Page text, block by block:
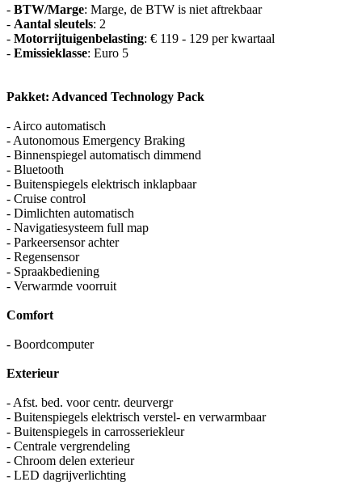
- BTW/Marge: Marge, de BTW is niet aftrekbaar
- Aantal sleutels: 2
- Motorrijtuigenbelasting: € 119 - 129 per kwartaal
- Emissieklasse: Euro 5
Pakket: Advanced Technology Pack
- Airco automatisch
- Autonomous Emergency Braking
- Binnenspiegel automatisch dimmend
- Bluetooth
- Buitenspiegels elektrisch inklapbaar
- Cruise control
- Dimlichten automatisch
- Navigatiesysteem full map
- Parkeersensor achter
- Regensensor
- Spraakbediening
- Verwarmde voorruit
Comfort
- Boordcomputer
Exterieur
- Afst. bed. voor centr. deurvergr
- Buitenspiegels elektrisch verstel- en verwarmbaar
- Buitenspiegels in carrosseriekleur
- Centrale vergrendeling
- Chroom delen exterieur
- LED dagrijverlichting